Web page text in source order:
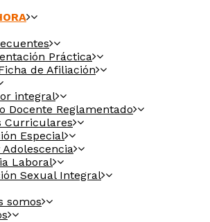
Práctica
de Afiliación
integral
Docente Reglamentado
Curriculares
Especial
Adolescencia
Laboral
Sexual Integral
somos